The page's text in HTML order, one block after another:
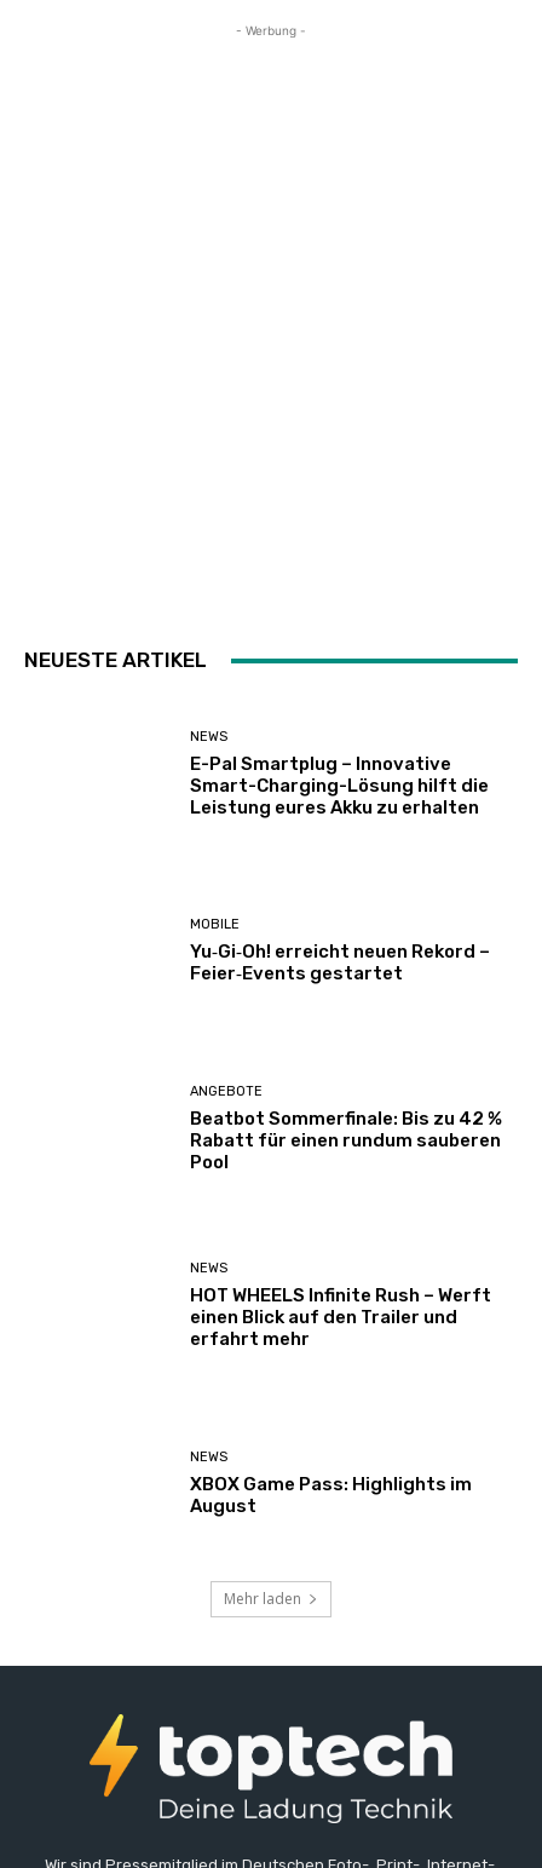
- Werbung -
NEUESTE ARTIKEL
NEWS
E-Pal Smartplug – Innovative
Smart-Charging-Lösung hilft die
Leistung eures Akku zu erhalten
MOBILE
Yu‑Gi‑Oh! erreicht neuen Rekord –
Feier‑Events gestartet
ANGEBOTE
Beatbot Sommerfinale: Bis zu 42 %
Rabatt für einen rundum sauberen
Pool
NEWS
HOT WHEELS Infinite Rush – Werft
einen Blick auf den Trailer und
erfahrt mehr
NEWS
XBOX Game Pass: Highlights im
August
Mehr laden